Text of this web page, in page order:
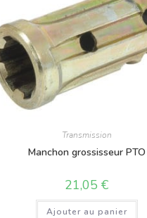
Transmission
Manchon grossisseur PTO
21,05€
Ajouter au panier